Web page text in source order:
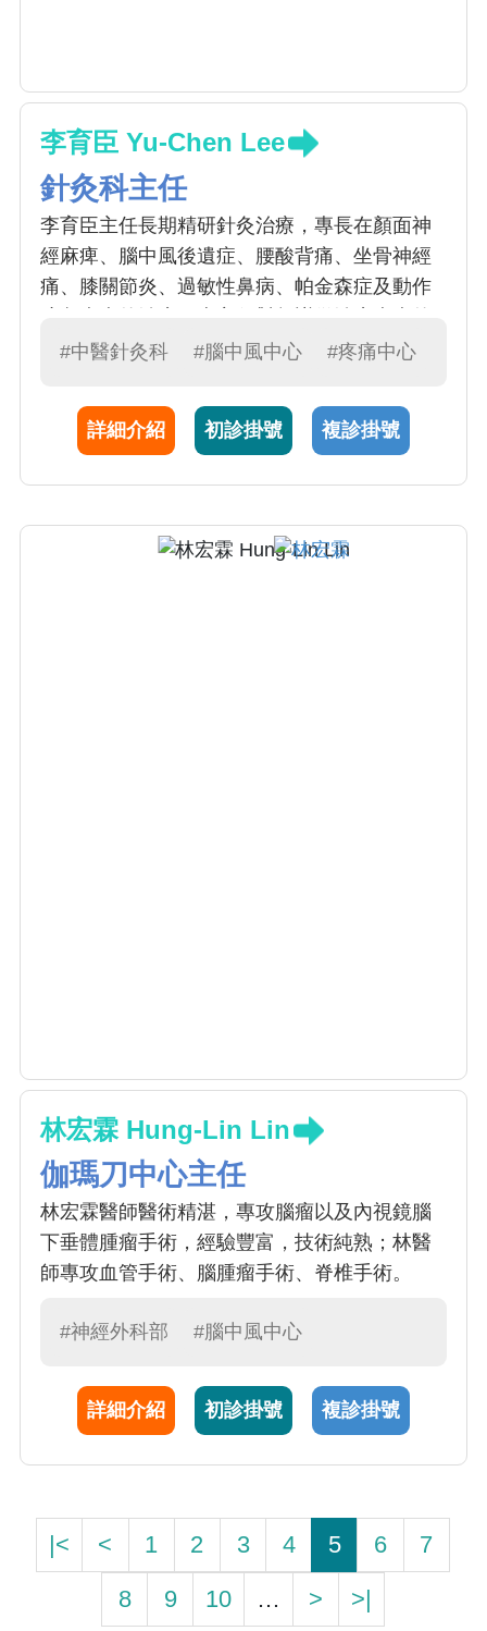
李育臣 Yu-Chen Lee
針灸科主任
李育臣主任長期精研針灸治療，專長在顏面神
經麻痺、腦中風後遺症、腰酸背痛、坐骨神經
痛、膝關節炎、過敏性鼻病、帕金森症及動作
研究不遺餘力，採用頻譜儀及按摩穴位及無痛
症狀。
#中醫針灸科 #腦中風中心 #疼痛中心
詳細介紹 初診掛號 複診掛號
林宏霖 Hung-Lin Lin
伽瑪刀中心主任
林宏霖醫師醫術精湛，專攻腦瘤以及內視鏡腦
下垂體腫瘤手術，經驗豐富，技術純熟；林醫
師專攻血管手術、腦腫瘤手術、脊椎手術。
#神經外科部 #腦中風中心
詳細介紹 初診掛號 複診掛號
|< < 1 2 3 4 5 6
7
8
9 10 … > >|